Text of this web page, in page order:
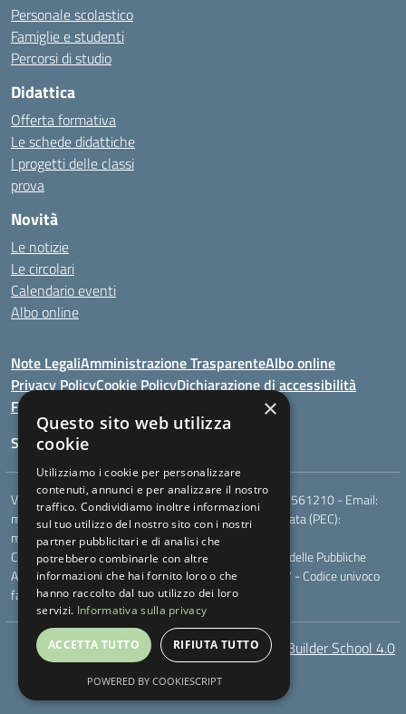
Personale scolastico
Famiglie e studenti
Percorsi di studio
Didattica
Offerta formativa
Le schede didattiche
I progetti delle classi
prova
Novità
Le notizie
Le circolari
Calendario eventi
Albo online
Note LegaliAmministrazione TrasparenteAlbo online
Privacy PolicyCookie PolicyDichiarazione di accessibilità
Feedback
Seguici su:
Via Berardi,9 - 75018 Stigliano (MT) - Telefono:0835561210- Email:
mtic81100r@istruzione.it- Posta elettronica certificata (PEC):
mtic81100r@pec.istruzione.it
Codice meccanografico: MTIC81100R - Codice Indice delle Pubbliche
Amministrazioni (IPA): - Codice fiscale 83000230777 - Codice univoco
fatturazione elettronica (CUF): UFXQO3
AcceBuilder School 4.0
×
Questo sito web utilizza
cookie
Utilizziamo i cookie per personalizzare
contenuti, annunci e per analizzare il nostro
traffico. Condividiamo inoltre informazioni
sul tuo utilizzo del nostro sito con i nostri
partner pubblicitari e di analisi che
potrebbero combinarle con altre
informazioni che hai fornito loro o che
hanno raccolto dal tuo utilizzo dei loro
servizi. Informativa sulla privacy
ACCETTA TUTTO RIFIUTA TUTTO
POWERED BY COOKIESCRIPT